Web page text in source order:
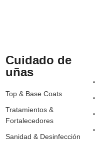
Cuidado de
uñas
Top & Base Coats
Tratamientos &
Fortalecedores
Sanidad & Desinfección